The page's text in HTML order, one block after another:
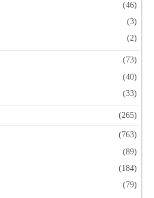
(46)
(3)
(2)
(73)
(40)
(33)
(265)
(763)
(89)
(184)
(79)